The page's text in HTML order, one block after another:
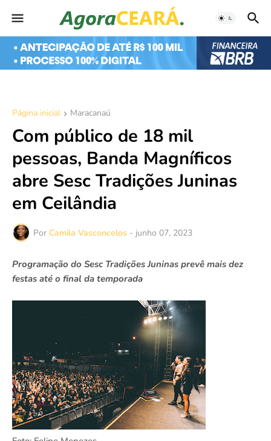
Página inicial Maracanaú
Com público de 18 mil
pessoas, Banda Magníficos
abre Sesc Tradições Juninas
em Ceilândia
Por Camila Vasconcelos - junho 07, 2023
Programação do Sesc Tradições Juninas prevê mais dez
festas até o final da temporada